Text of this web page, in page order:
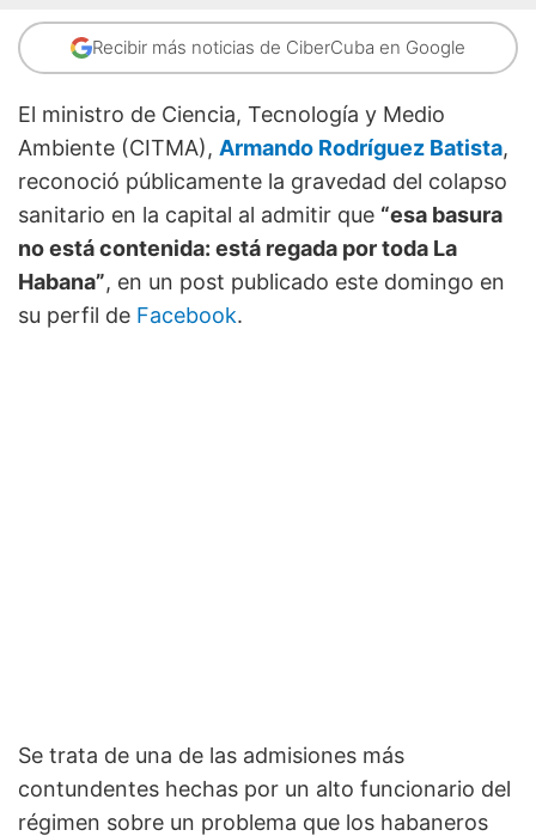
Recibir más noticias de CiberCuba en Google
El ministro de Ciencia, Tecnología y Medio
Ambiente (CITMA), Armando Rodríguez Batista,
reconoció públicamente la gravedad del colapso
sanitario en la capital al admitir que “esa basura
no está contenida: está regada por toda La
Habana”, en un post publicado este domingo en
su perfil de Facebook.
Se trata de una de las admisiones más
contundentes hechas por un alto funcionario del
régimen sobre un problema que los habaneros